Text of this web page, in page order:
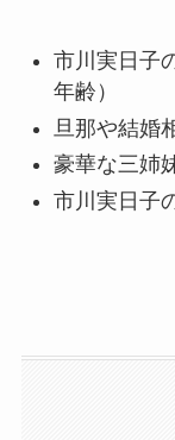
市川実日子
年齢）
旦那や結婚
豪華な三姉
市川実日子